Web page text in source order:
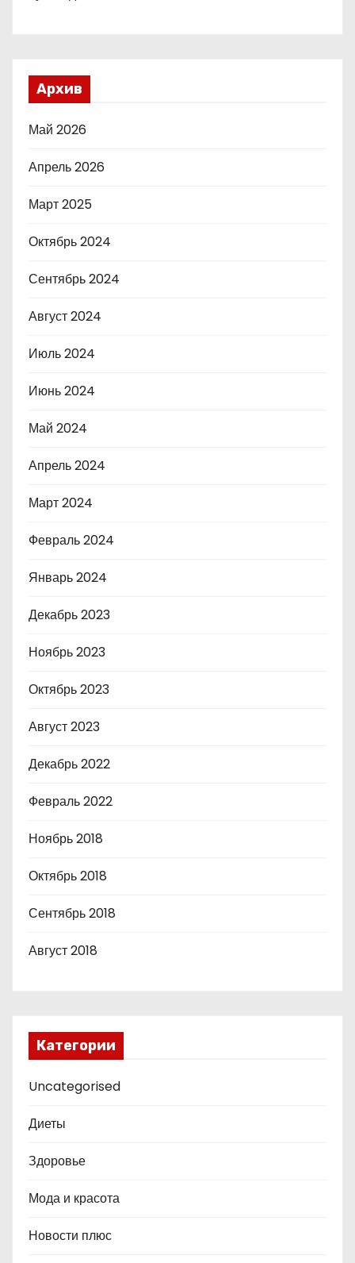
Архив
Май 2026
Апрель 2026
Март 2025
Октябрь 2024
Сентябрь 2024
Август 2024
Июль 2024
Июнь 2024
Май 2024
Апрель 2024
Март 2024
Февраль 2024
Январь 2024
Декабрь 2023
Ноябрь 2023
Октябрь 2023
Август 2023
Декабрь 2022
Февраль 2022
Ноябрь 2018
Октябрь 2018
Сентябрь 2018
Август 2018
Категории
Uncategorised
Диеты
Здоровье
Мода и красота
Новости плюс